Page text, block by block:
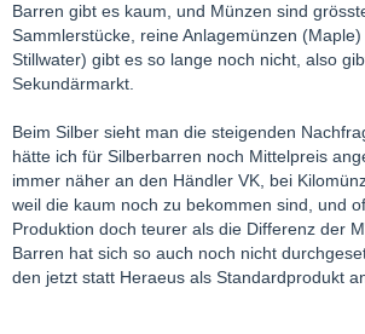
Barren gibt es kaum, und Münzen sind
Sammlerstücke, reine Anlagemünzen (Maple)
Stillwater) gibt es so lange noch nicht, also
Sekundärmarkt.
Beim Silber sieht man die steigenden
hätte ich für Silberbarren noch Mittelpreis
immer näher an den Händler VK, bei
weil die kaum noch zu bekommen sind, und
Produktion doch teurer als die Differenz der
Barren hat sich so auch noch nicht
den jetzt statt Heraeus als Standardprodukt